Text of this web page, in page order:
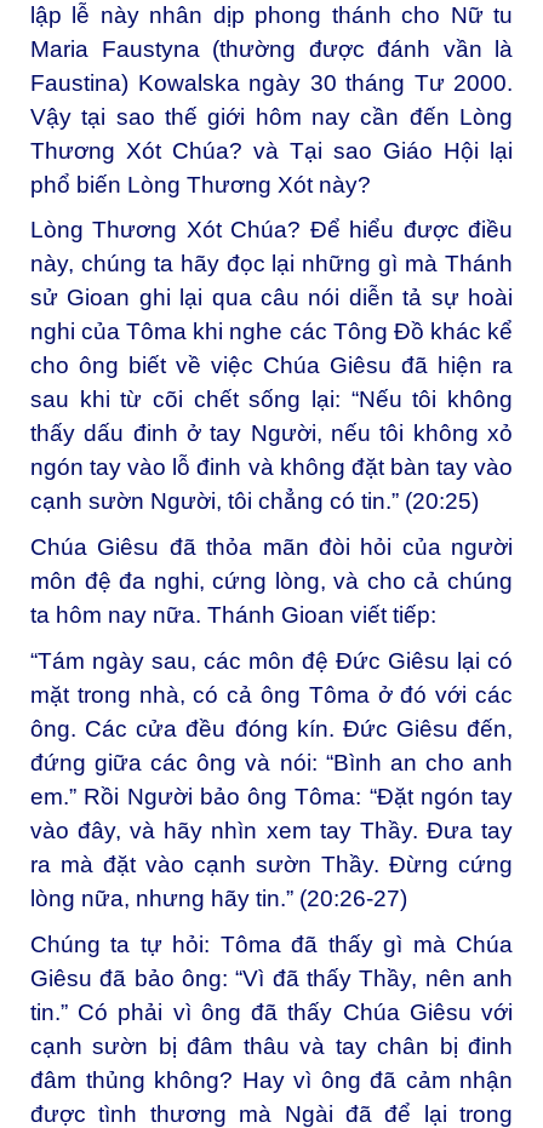
lập lễ này nhân dịp phong thánh cho Nữ tu
Maria Faustyna (thường được đánh vần là
Faustina) Kowalska ngày 30 tháng Tư 2000.
Vậy tại sao thế giới hôm nay cần đến Lòng
Thương Xót Chúa? và Tại sao Giáo Hội lại
phổ biến Lòng Thương Xót này?
Lòng Thương Xót Chúa? Để hiểu được điều
này, chúng ta hãy đọc lại những gì mà Thánh
sử Gioan ghi lại qua câu nói diễn tả sự hoài
nghi của Tôma khi nghe các Tông Đồ khác kể
cho ông biết về việc Chúa Giêsu đã hiện ra
sau khi từ cõi chết sống lại: “Nếu tôi không
thấy dấu đinh ở tay Người, nếu tôi không xỏ
ngón tay vào lỗ đinh và không đặt bàn tay vào
cạnh sườn Người, tôi chẳng có tin.” (20:25)
Chúa Giêsu đã thỏa mãn đòi hỏi của người
môn đệ đa nghi, cứng lòng, và cho cả chúng
ta hôm nay nữa. Thánh Gioan viết tiếp:
“Tám ngày sau, các môn đệ Đức Giêsu lại có
mặt trong nhà, có cả ông Tôma ở đó với các
ông. Các cửa đều đóng kín. Đức Giêsu đến,
đứng giữa các ông và nói: “Bình an cho anh
em.” Rồi Người bảo ông Tôma: “Đặt ngón tay
vào đây, và hãy nhìn xem tay Thầy. Đưa tay
ra mà đặt vào cạnh sườn Thầy. Đừng cứng
lòng nữa, nhưng hãy tin.” (20:26-27)
Chúng ta tự hỏi: Tôma đã thấy gì mà Chúa
Giêsu đã bảo ông: “Vì đã thấy Thầy, nên anh
tin.” Có phải vì ông đã thấy Chúa Giêsu với
cạnh sườn bị đâm thâu và tay chân bị đinh
đâm thủng không? Hay vì ông đã cảm nhận
được tình thương mà Ngài đã để lại trong